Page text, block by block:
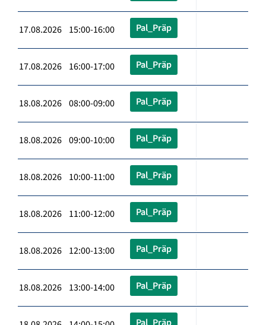
17.08.2026 15:00-16:00 Pal_Präp
17.08.2026 16:00-17:00 Pal_Präp
18.08.2026 08:00-09:00 Pal_Präp
18.08.2026 09:00-10:00 Pal_Präp
18.08.2026 10:00-11:00 Pal_Präp
18.08.2026 11:00-12:00 Pal_Präp
18.08.2026 12:00-13:00 Pal_Präp
18.08.2026 13:00-14:00 Pal_Präp